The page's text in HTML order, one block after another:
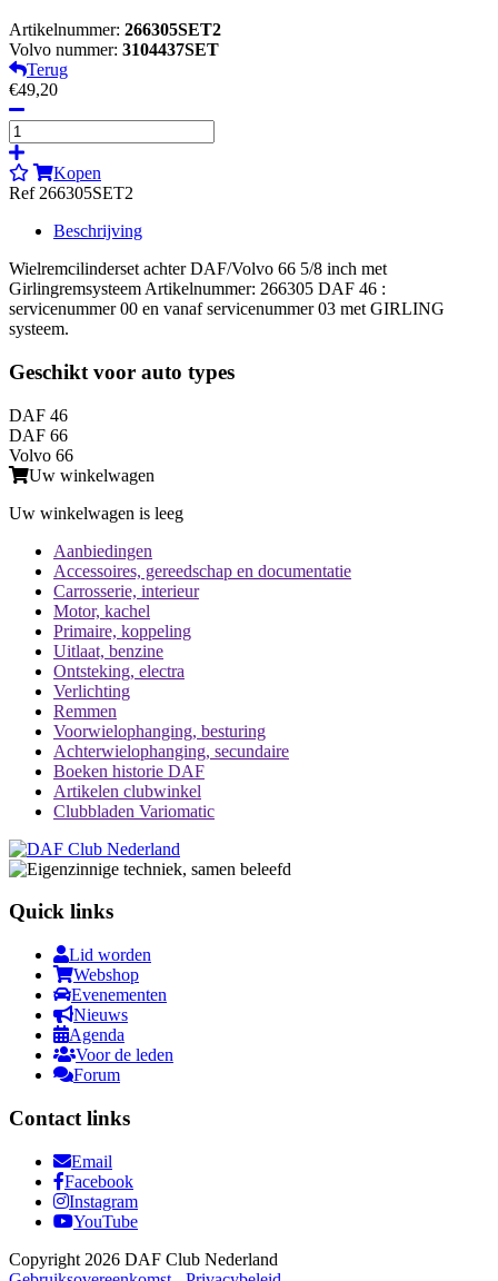
Artikelnummer: 266305SET2
Volvo nummer: 3104437SET
Terug
€49,20
Kopen
Ref 266305SET2
Beschrijving
Wielremcilinderset achter DAF/Volvo 66 5/8 inch met
Girlingremsysteem Artikelnummer: 266305 DAF 46 :
servicenummer 00 en vanaf servicenummer 03 met GIRLING
systeem.
Geschikt voor auto types
DAF 46
DAF 66
Volvo 66
Uw winkelwagen
Uw winkelwagen is leeg
Aanbiedingen
Accessoires, gereedschap en documentatie
Carrosserie, interieur
Motor, kachel
Primaire, koppeling
Uitlaat, benzine
Ontsteking, electra
Verlichting
Remmen
Voorwielophanging, besturing
Achterwielophanging, secundaire
Boeken historie DAF
Artikelen clubwinkel
Clubbladen Variomatic
Quick links
Lid worden
Webshop
Evenementen
Nieuws
Agenda
Voor de leden
Forum
Contact links
Email
Facebook
Instagram
YouTube
Copyright 2026 DAF Club Nederland